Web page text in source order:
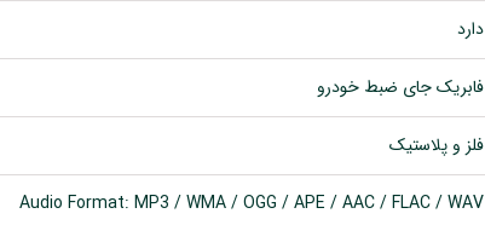
دارد
فابریک جای ضبط خودرو
فلز و پلاستیک
Audio Format: MP3 / WMA / OGG / APE / AAC / FLAC / WAV